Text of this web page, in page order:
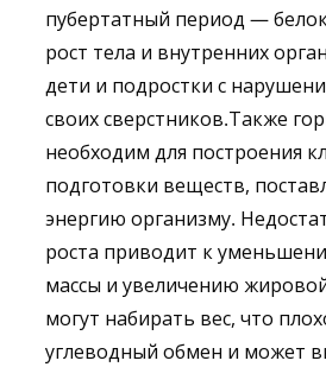
пубертатный период —
рост тела и внутренних
дети и подростки с
своих сверстников.Также
необходим для построения
подготовки веществ,
энергию организму.
роста приводит к
массы и увеличению
могут набирать вес, что
углеводный обмен и может